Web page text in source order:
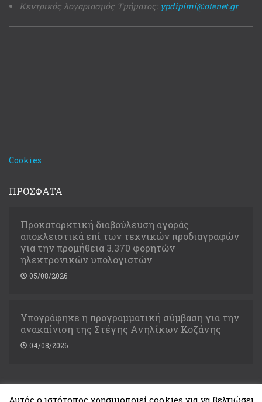
Κεντρικός λογαριασμός Τμήματος: ypdipimi@otenet.gr
Cookies
ΠΡΟΣΦΑΤΑ
Προκαταρκτική διαβούλευση αγοράς
αποκλειστικά επί των τεχνικών προδιαγραφών
για την προμήθεια 3.370 φορητών
ηλεκτρονικών υπολογιστών
05/08/2026
Υπογράφηκε η προγραμματική σύμβαση για την
ανακαίνιση της Στέγης Ανηλίκων Κοζάνης
04/08/2026
Αυτός ο ιστότοπος χρησιμοποιεί cookies για να βελτιώσει